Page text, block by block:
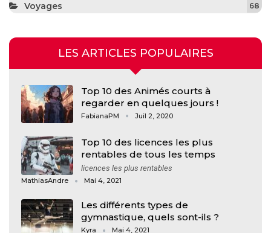
Voyages 68
LES ARTICLES POPULAIRES
Top 10 des Animés courts à
regarder en quelques jours !
FabianaPM Juil 2, 2020
Top 10 des licences les plus
rentables de tous les temps
licences les plus rentables
MathiasAndre Mai 4, 2021
Les différents types de
gymnastique, quels sont-ils ?
Kyra Mai 4, 2021